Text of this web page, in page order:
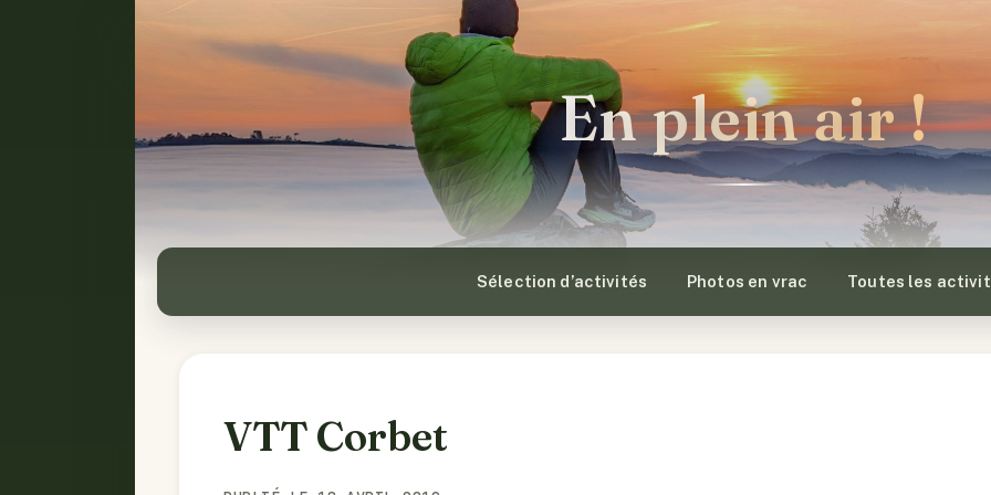
En plein air !
Sélection d’activités Photos en vrac Toutes les
VTT Corbet